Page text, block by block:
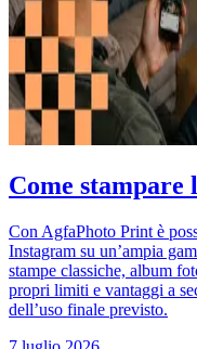
Come stampare
Con AgfaPhoto Print è
Instagram su un’ampia
stampe classiche, album
propri limiti e vantaggi a
dell’uso finale previsto.